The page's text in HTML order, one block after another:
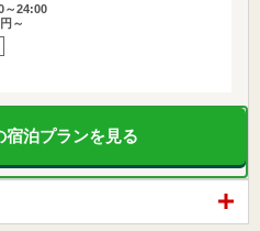
～24:00
～
宿泊プランを見る